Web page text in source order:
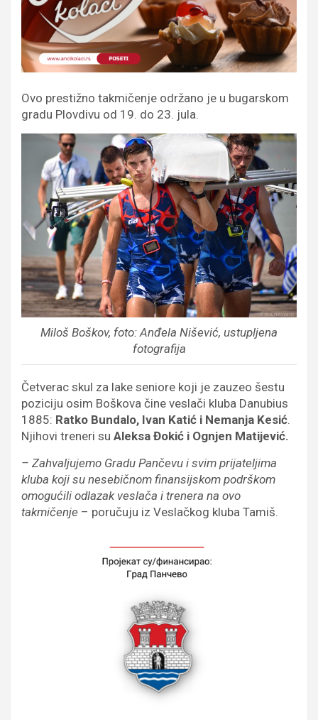
Ovo prestižno takmičenje održano je u bugarskom
gradu Plovdivu od 19. do 23. jula.
Miloš Boškov, foto: Anđela Nišević, ustupljena
fotografija
Četverac skul za lake seniore koji je zauzeo šestu
poziciju osim Boškova čine veslači kluba Danubius
1885: Ratko Bundalo, Ivan Katić i Nemanja Kesić.
Njihovi treneri su Aleksa Đokić i Ognjen Matijević.
– Zahvaljujemo Gradu Pančevu i svim prijateljima
kluba koji su nesebičnom finansijskom podrškom
omogućili odlazak veslača i trenera na ovo
takmičenje – poručuju iz Veslačkog kluba Tamiš.